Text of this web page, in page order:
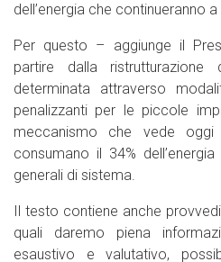
dell’energia che continueranno
Per questo – aggiunge il
partire dalla
determinata attraverso
penalizzanti per le piccole
meccanismo che vede
consumano il 34%
generali di sistema.
Il testo contiene anche
quali daremo piena
esaustivo e valutativo,